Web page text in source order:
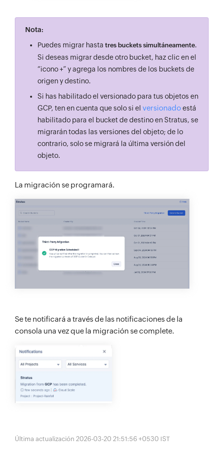
Nota:
Puedes migrar hasta tres buckets simultáneamente.
Si deseas migrar desde otro bucket, haz clic en el
“icono +” y agrega los nombres de los buckets de
origen y destino.
Si has habilitado el versionado para tus objetos en
GCP, ten en cuenta que solo si el versionadoestá
habilitado para el bucket de destino en Stratus, se
migrarán todas las versiones del objeto; de lo
contrario, solo se migrará la última versión del
objeto.
La migración se programará.
Se te notificará a través de las notificaciones de la
consola una vez que la migración se complete.
Última actualización 2026-03-20 21:51:56 +0530 IST